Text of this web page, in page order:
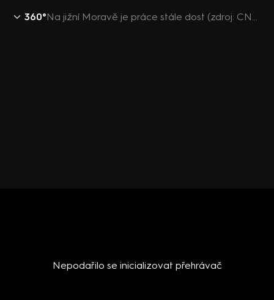
360° Na jižní Moravě je práce stále dost (zdroj: CNN Prima NEWS)
Nepodařilo se inicializovat přehrávač